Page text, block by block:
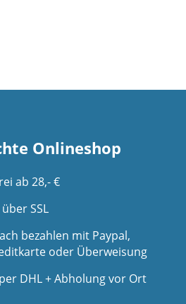
Onlineshop
ab 28,- €
SSL
bezahlen mit Paypal,
oder Überweisung
DHL + Abholung vor Ort